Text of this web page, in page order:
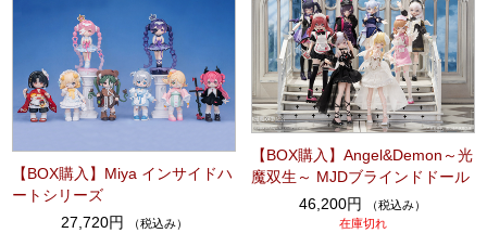
【BOX購入】Miya インサイドハ
ートシリーズ
27,720円
（税込み）
【BOX購入】Angel&Demon～光
魔双生～ MJDブラインドドール
46,200円
（税込み）
在庫切れ